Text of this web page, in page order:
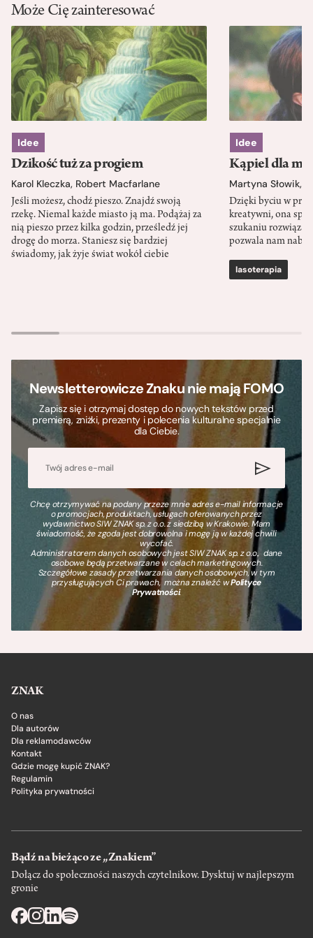
Może Cię zainteresować
Idee
Dzikość tuż za progiem
Karol Kleczka, Robert Macfarlane
Jeśli możesz, chodź pieszo. Znajdź swoją
rzekę. Niemal każde miasto ją ma. Podążaj za
nią pieszo przez kilka godzin, prześledź jej
drogę do morza. Staniesz się bardziej
świadomy, jak żyje świat wokół ciebie
Idee
Kąpiel dla
Martyna Słowik,
Dzięki byciu w
kreatywni, ona
szukaniu
pozwala nam
lasoterapia
Newsletterowicze Znaku nie mają FOMO
Zapisz się i otrzymaj dostęp do nowych tekstów przed
premierą, zniżki, prezenty i polecenia kulturalne specjalnie
dla Ciebie.
Chcę otrzymywać na podany przeze mnie adres e-mail informacje
o promocjach, produktach, usługach oferowanych przez
wydawnictwo SIW ZNAK sp. z o.o. z siedzibą w Krakowie. Mam
świadomość, że zgoda jest dobrowolna i mogę ją w każdej chwili
wycofać.
Administratorem danych osobowych jest SIW ZNAK sp. z o.o., dane
osobowe będą przetwarzane w celach marketingowych.
Szczegółowe zasady przetwarzania danych osobowych, w tym
przysługujących Ci prawach, można znaleźć wPolityce
Prywatności.
ZNAK
O nas
Dla autorów
Dla reklamodawców
Kontakt
Gdzie mogę kupić ZNAK?
Regulamin
Polityka prywatności
Bądź na bieżąco ze „Znakiem”
Dołącz do społeczności naszych czytelnikow. Dysktuj w najlepszym
gronie